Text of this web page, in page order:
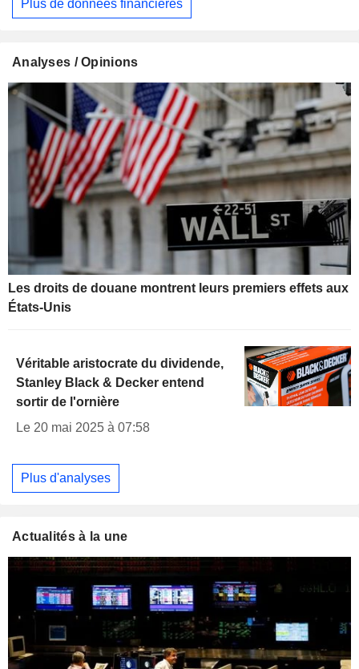
Plus de données financières
Analyses / Opinions
Les droits de douane montrent leurs premiers effets aux
États-Unis
Véritable aristocrate du dividende,
Stanley Black & Decker entend
sortir de l'ornière
Le 20 mai 2025 à 07:58
Plus d'analyses
Actualités à la une